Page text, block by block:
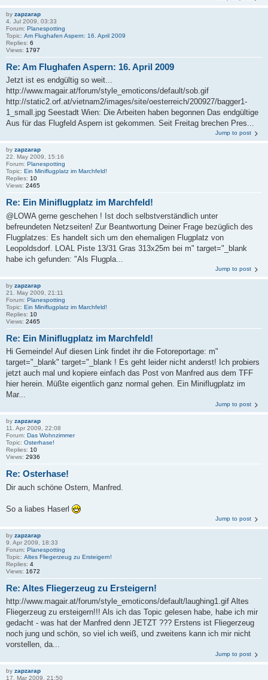
by zapzarap
4. Jul 2009, 03:33
Forum: Planespotting
Topic: Am Flughafen Aspern: 16. April 2009
Replies: 6
Views: 1797
Re: Am Flughafen Aspern: 16. April 2009
Jetzt ist es endgültig so weit...
http://www.magair.at/forum/style_emoticons/default/sob.gif
http://static2.orf.at/vietnam2/images/site/oesterreich/200927/bagger1-
1_small.jpg Seestadt Wien: Die Arbeiten haben begonnen Das endgültige
Aus für das Flugfeld Aspern ist gekommen. Seit Freitag brechen Pres...
Jump to post
by zapzarap
22. May 2009, 15:16
Forum: Planespotting
Topic: Ein Miniflugplatz im Marchfeld!
Replies: 10
Views: 2465
Re: Ein Miniflugplatz im Marchfeld!
@LOWA gerne geschehen ! Ist doch selbstverständlich unter
befreundeten Netzseiten! Zur Beantwortung Deiner Frage bezüglich des
Flugplatzes: Es handelt sich um den ehemaligen Flugplatz von
Leopoldsdorf. LOAL Piste 13/31 Gras 313x25m bei m" target="_blank
habe ich gefunden: "Als Flugpla...
Jump to post
by zapzarap
21. May 2009, 21:11
Forum: Planespotting
Topic: Ein Miniflugplatz im Marchfeld!
Replies: 10
Views: 2465
Re: Ein Miniflugplatz im Marchfeld!
Hi Gemeinde! Auf diesen Link findet ihr die Fotoreportage: m"
target="_blank" target="_blank ! Es geht leider nicht anderst! Ich probiers
jetzt auch mal und kopiere einfach das Post von Manfred aus dem TFF
hier herein. Müßte eigentlich ganz normal gehen. Ein Miniflugplatz im
Mar...
Jump to post
by zapzarap
11. Apr 2009, 22:08
Forum: Das Wohnzimmer
Topic: Osterhase!
Replies: 10
Views: 2936
Re: Osterhase!
Dir auch schöne Ostern, Manfred.
So a liabes Haserl
Jump to post
by zapzarap
9. Apr 2009, 18:33
Forum: Planespotting
Topic: Altes Fliegerzeug zu Ersteigern!
Replies: 4
Views: 1672
Re: Altes Fliegerzeug zu Ersteigern!
http://www.magair.at/forum/style_emoticons/default/laughing1.gif Altes
Fliegerzeug zu ersteigern!!! Als ich das Topic gelesen habe, habe ich mir
gedacht - was hat der Manfred denn JETZT ??? Erstens ist Fliegerzeug
noch jung und schön, so viel ich weiß, und zweitens kann ich mir nicht
vorstellen, da...
Jump to post
by zapzarap
17. Mar 2009, 21:50